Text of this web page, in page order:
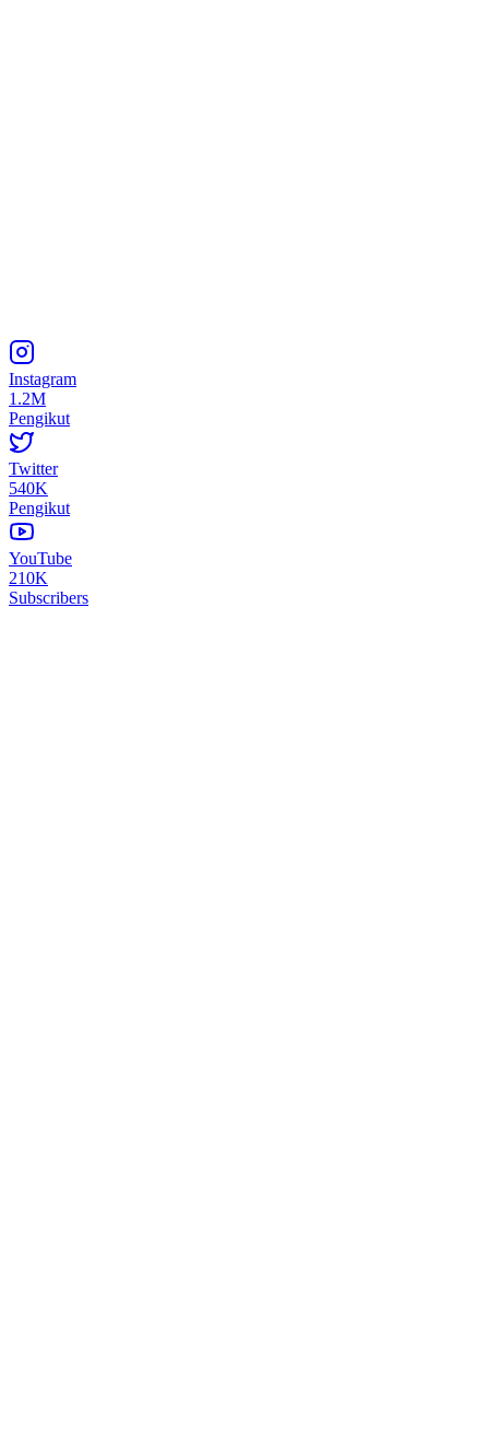
Instagram
1.2M
Pengikut
Twitter
540K
Pengikut
YouTube
210K
Subscribers